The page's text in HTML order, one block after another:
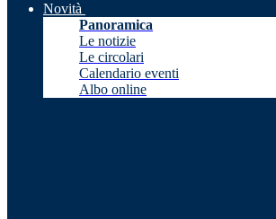
Novità
Panoramica
Le notizie
Le circolari
Calendario eventi
Albo online